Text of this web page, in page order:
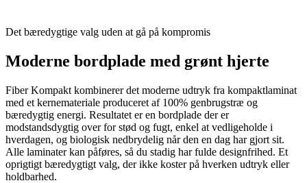
Det bæredygtige valg uden at gå på kompromis
Moderne bordplade med grønt hjerte
Fiber Kompakt kombinerer det moderne udtryk fra kompaktlaminat
med et kernemateriale produceret af 100% genbrugstræ og
bæredygtig energi. Resultatet er en bordplade der er
modstandsdygtig over for stød og fugt, enkel at vedligeholde i
hverdagen, og biologisk nedbrydelig når den en dag har gjort sit.
Alle laminater kan påføres, så du stadig har fulde designfrihed. Et
oprigtigt bæredygtigt valg, der ikke koster på hverken udtryk eller
holdbarhed.